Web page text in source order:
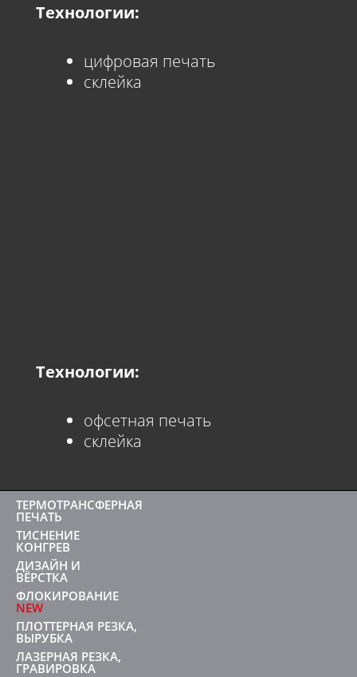
Технологии:
цифровая печать
склейка
Технологии:
офсетная печать
склейка
ТЕРМОТРАНСФЕРНАЯ
ПЕЧАТЬ
ТИСНЕНИЕ
КОНГРЕВ
ДИЗАЙН И
ВЁРСТКА
ФЛОКИРОВАНИЕ
NEW
ПЛОТТЕРНАЯ РЕЗКА,
ВЫРУБКА
ЛАЗЕРНАЯ РЕЗКА,
ГРАВИРОВКА